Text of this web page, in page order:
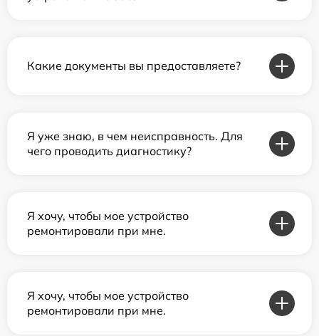
Какие документы вы предоставляете?
Я уже знаю, в чем неисправность. Для
чего проводить диагностику?
Я хочу, чтобы мое устройство
ремонтировали при мне.
Я хочу, чтобы мое устройство
ремонтировали при мне.